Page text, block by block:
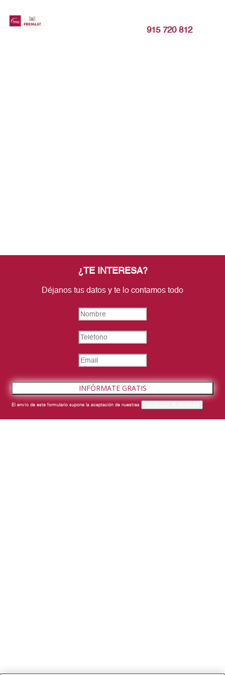
915 720 812
¿TE INTERESA?
Déjanos tus datos y te lo contamos todo
INFÓRMATE GRATIS
El envío de este formulario supone la aceptación de nuestras